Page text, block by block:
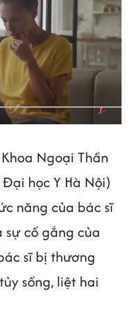
Ngoại Thần
học Y Hà Nội)
năng của bác sĩ
sự cố gắng của
sĩ bị thương
sống, liệt hai